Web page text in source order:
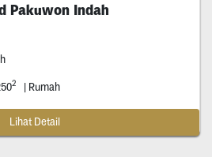
Pakuwon Indah
2 | Rumah
Lihat Detail